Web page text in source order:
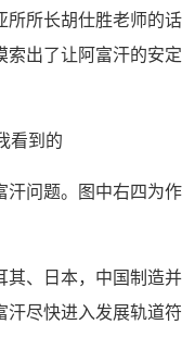
所所长胡仕胜老师的话
索出了让阿富汗的安定
汗问题。图中右四为作
其、日本，中国制造并
汗尽快进入发展轨道符